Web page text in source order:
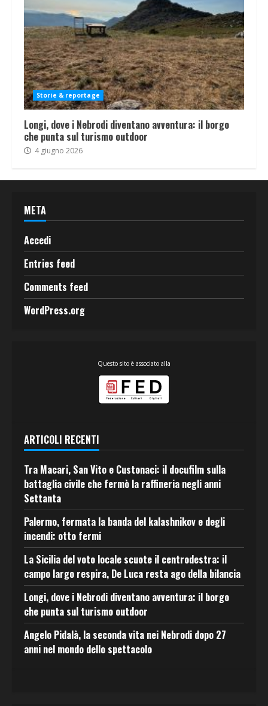
Storie & reportage
Longi, dove i Nebrodi diventano avventura: il borgo
che punta sul turismo outdoor
4 giugno 2026
META
Accedi
Entries feed
Comments feed
WordPress.org
Questo sito è associato alla
ARTICOLI RECENTI
Tra Macari, San Vito e Custonaci: il docufilm sulla
battaglia civile che fermò la raffineria negli anni
Settanta
Palermo, fermata la banda del kalashnikov e degli
incendi: otto fermi
La Sicilia del voto locale scuote il centrodestra: il
campo largo respira, De Luca resta ago della bilancia
Longi, dove i Nebrodi diventano avventura: il borgo
che punta sul turismo outdoor
Angelo Pidalà, la seconda vita nei Nebrodi dopo 27
anni nel mondo dello spettacolo